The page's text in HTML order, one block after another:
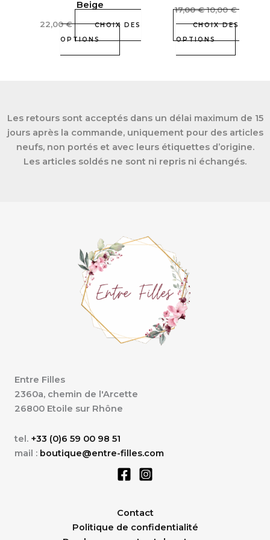
Beige
22,00€
CHOIX DES
OPTIONS
sur
la
page
du
17,00€ 10,00€
CHOIX DES
OPTIONS
sur
la
page
du
Les retours sont acceptés dans un délai maximum de 15
jours après la commande, uniquement pour des articles
neufs, non portés et avec leurs étiquettes d’origine.
Les articles soldés ne sont ni repris ni échangés.
Entre Filles
2360a, chemin de l'Arcette
26800 Etoile sur Rhône
tel. +33 (0)6 59 00 98 51
mail : boutique@entre-filles.com
Contact
Politique de confidentialité